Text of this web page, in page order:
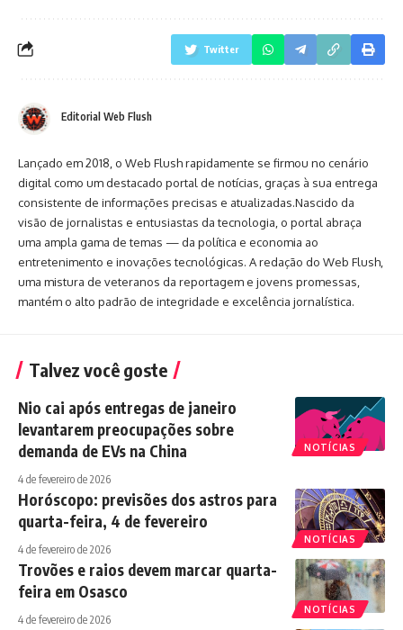
Twitter
Editorial Web Flush
Lançado em 2018, o Web Flush rapidamente se firmou no cenário
digital como um destacado portal de notícias, graças à sua entrega
consistente de informações precisas e atualizadas.Nascido da
visão de jornalistas e entusiastas da tecnologia, o portal abraça
uma ampla gama de temas — da política e economia ao
entretenimento e inovações tecnológicas. A redação do Web Flush,
uma mistura de veteranos da reportagem e jovens promessas,
mantém o alto padrão de integridade e excelência jornalística.
Talvez você goste
NOTÍCIAS
Nio cai após entregas de janeiro
levantarem preocupações sobre
demanda de EVs na China
4 de fevereiro de 2026
NOTÍCIAS
Horóscopo: previsões dos astros para
quarta-feira, 4 de fevereiro
4 de fevereiro de 2026
NOTÍCIAS
Trovões e raios devem marcar quarta-
feira em Osasco
4 de fevereiro de 2026